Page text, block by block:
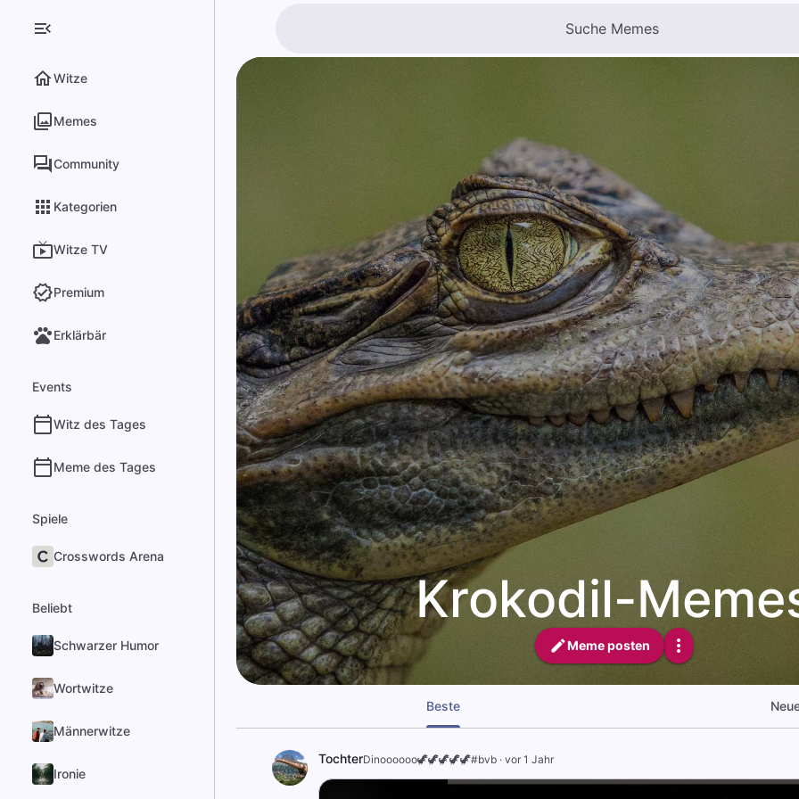
Witze
Memes
Community
Kategorien
Witze TV
Premium
Erklärbär
Events
Witz des Tages
Meme des Tages
Spiele
Crosswords Arena
Beliebt
Schwarzer Humor
Wortwitze
Männerwitze
Ironie
Krokodil-
Meme posten
Beste
TochterDinoooooo🦖🦖🦖🦖🦖#bvb· vor 1 Jahr